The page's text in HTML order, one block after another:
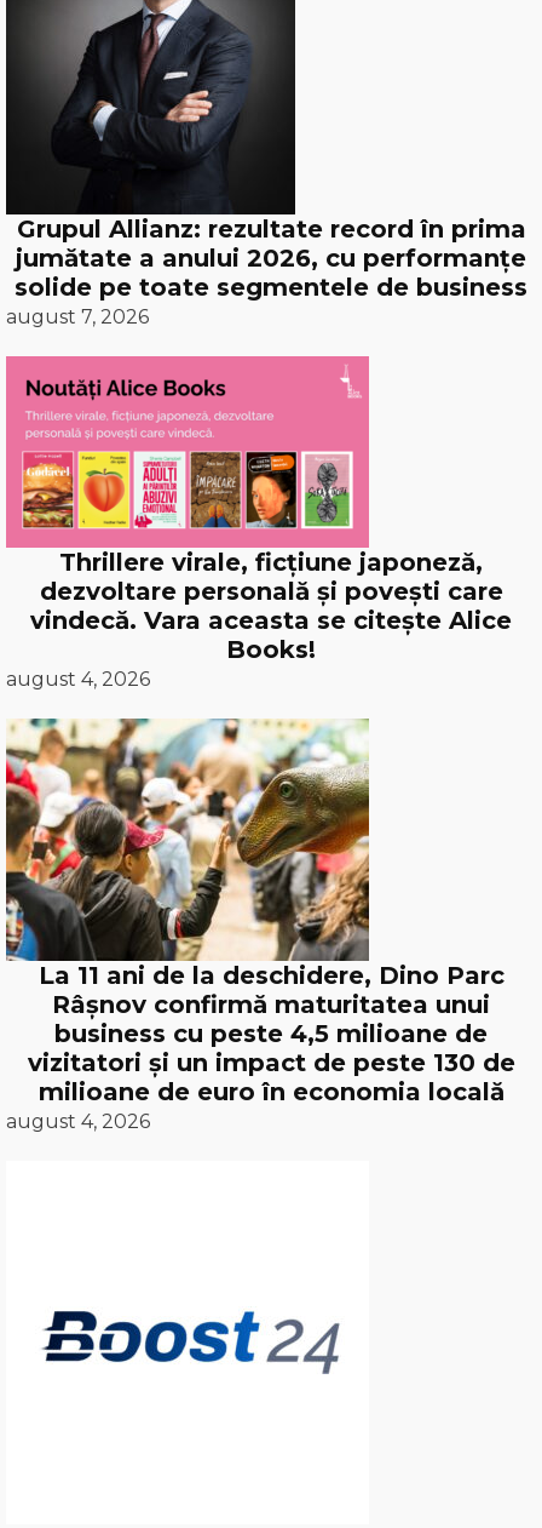
Grupul Allianz: rezultate record în prima
jumătate a anului 2026, cu performanțe
solide pe toate segmentele de business
august 7, 2026
Thrillere virale, ficțiune japoneză,
dezvoltare personală și povești care
vindecă. Vara aceasta se citește Alice
Books!
august 4, 2026
La 11 ani de la deschidere, Dino Parc
Râșnov confirmă maturitatea unui
business cu peste 4,5 milioane de
vizitatori și un impact de peste 130 de
milioane de euro în economia locală
august 4, 2026